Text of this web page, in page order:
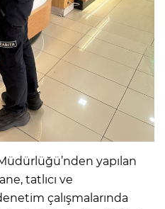
yapılan
tatlıcı ve
çalışmalarında